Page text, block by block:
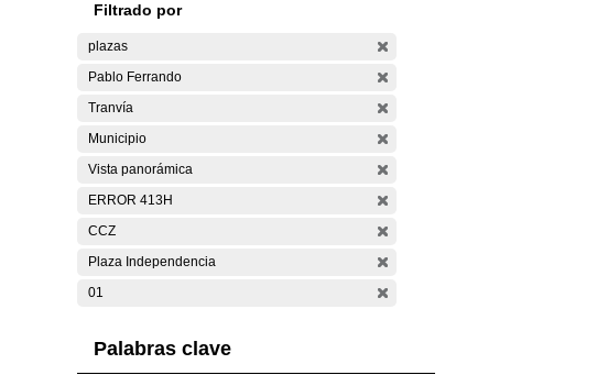
Filtrado por
plazas
Pablo Ferrando
Tranvía
Municipio
Vista panorámica
ERROR 413H
CCZ
Plaza Independencia
01
Palabras clave